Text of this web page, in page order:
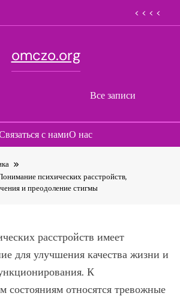
< < < <
omczo.org
Все записи
с намиО нас
психических расстройств,
и преодоление стигмы
расстройств имеет
для улучшения качества жизни и
К
состояниям относятся тревожные